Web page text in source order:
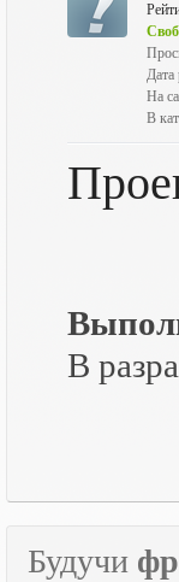
Дата
На
В
В
Будучи